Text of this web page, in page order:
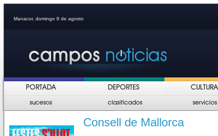
Manacor, domingo 9 de agosto
Consell de Mallorca